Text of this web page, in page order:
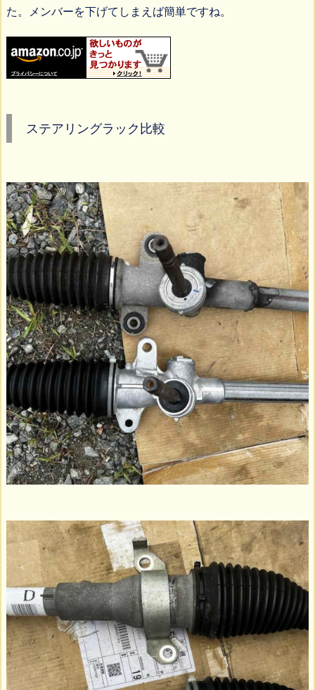
た。メンバーを下げてしまえば簡単ですね。
ステアリングラック比較